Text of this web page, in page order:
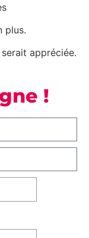
plus.
appréciée.
!